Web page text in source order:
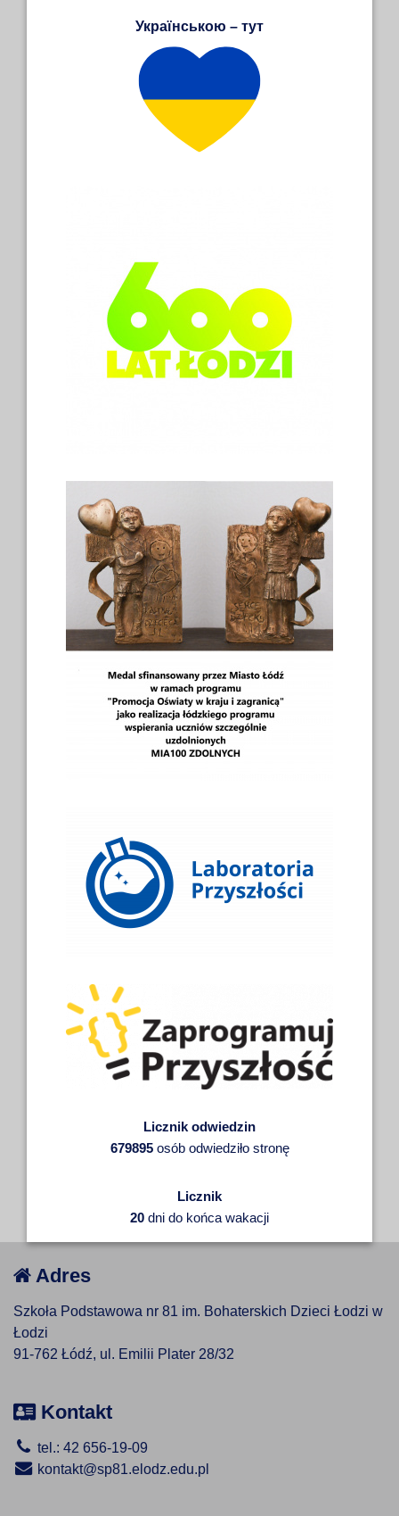
Українською – тут
Licznik odwiedzin
679895osób odwiedziło stronę
Licznik
20 dni do końca wakacji
Adres
Szkoła Podstawowa nr 81 im. Bohaterskich Dzieci Łodzi w
Łodzi
91-762 Łódź, ul. Emilii Plater 28/32
Kontakt
tel.: 42 656-19-09
kontakt@sp81.elodz.edu.pl